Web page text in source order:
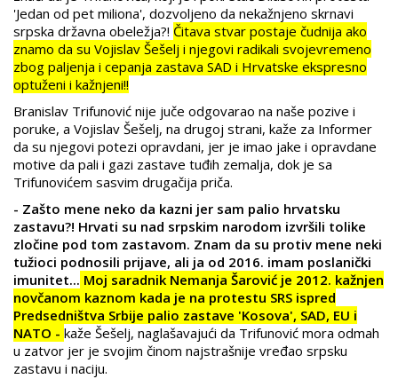
'Jedan od pet miliona', dozvoljeno da nekažnjeno skrnavi
srpska državna obeležja?! Čitava stvar postaje čudnija ako
znamo da su Vojislav Šešelj i njegovi radikali svojevremeno
zbog paljenja i cepanja zastava SAD i Hrvatske ekspresno
optuženi i kažnjeni!!
Branislav Trifunović nije juče odgovarao na naše pozive i
poruke, a Vojislav Šešelj, na drugoj strani, kaže za Informer
da su njegovi potezi opravdani, jer je imao jake i opravdane
motive da pali i gazi zastave tuđih zemalja, dok je sa
Trifunovićem sasvim drugačija priča.
- Zašto mene neko da kazni jer sam palio hrvatsku
zastavu?! Hrvati su nad srpskim narodom izvršili tolike
zločine pod tom zastavom. Znam da su protiv mene neki
tužioci podnosili prijave, ali ja od 2016. imam poslanički
imunitet... Moj saradnik Nemanja Šarović je 2012. kažnjen
novčanom kaznom kada je na protestu SRS ispred
Predsedništva Srbije palio zastave 'Kosova', SAD, EU i
NATO - kaže Šešelj, naglašavajući da Trifunović mora odmah
u zatvor jer je svojim činom najstrašnije vređao srpsku
zastavu i naciju.